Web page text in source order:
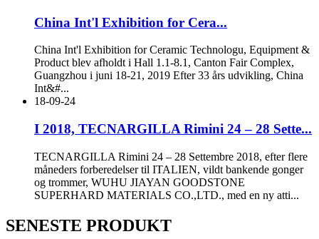
China Int'l Exhibition for Cera...
China Int'l Exhibition for Ceramic Technologu, Equipment &
Product blev afholdt i Hall 1.1-8.1, Canton Fair Complex,
Guangzhou i juni 18-21, 2019 Efter 33 års udvikling, China
Int&#...
18-09-24
I 2018, TECNARGILLA Rimini 24 – 28 Sette...
TECNARGILLA Rimini 24 – 28 Settembre 2018, efter flere
måneders forberedelser til ITALIEN, vildt bankende gonger
og trommer, WUHU JIAYAN GOODSTONE
SUPERHARD MATERIALS CO.,LTD., med en ny atti...
SENESTE PRODUKT